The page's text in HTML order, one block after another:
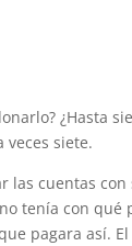
¿Hasta
veces siete.
las cuentas
tenía con qué
pagara así.